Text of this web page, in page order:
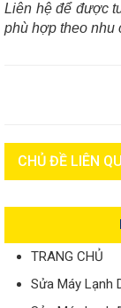
Liên hệ để được
phù hợp theo nhu
CHỦ ĐỀ LIÊN
TRANG CHỦ
Sửa Máy Lạnh